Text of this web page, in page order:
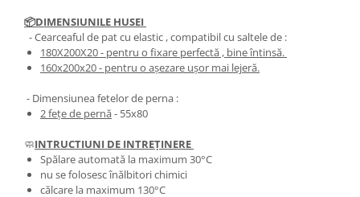
📦DIMENSIUNILE HUSEI
- Cearceaful de pat cu elastic , compatibil cu saltele de :
180X200X20- pentru o fixare perfectă , bine întinsă.
​​​​160x200x20- pentru o așezare ușor mai lejeră.
- Dimensiunea fetelor de perna :
2 fețe de pernă- 55x80
🧼INTRUCTIUNI DE INTREȚINERE
Spălare automată la maximum 30°C
nu se folosesc înălbitori chimici
călcare la maximum 130°C